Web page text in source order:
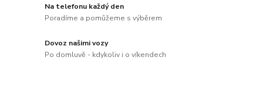
Na telefonu každý den
Poradíme a pomůžeme s výběrem
Dovoz našimi vozy
Po domluvě - kdykoliv i o víkendech